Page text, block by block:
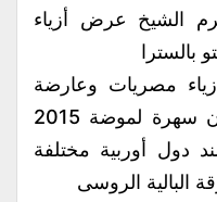
الشيخ عرض أزياء
بالسترا
مصريات وعارضة
أزياء روسية قدمن 45 فستان سهرة لموضة 2015
200 سائح مند دول أوربية مختلفة
البالية الروسى